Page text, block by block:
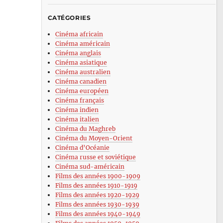
CATÉGORIES
Cinéma africain
Cinéma américain
Cinéma anglais
Cinéma asiatique
Cinéma australien
Cinéma canadien
Cinéma européen
Cinéma français
Cinéma indien
Cinéma italien
Cinéma du Maghreb
Cinéma du Moyen-Orient
Cinéma d’Océanie
Cinéma russe et soviétique
Cinéma sud-américain
Films des années 1900-1909
Films des années 1910-1919
Films des années 1920-1929
Films des années 1930-1939
Films des années 1940-1949